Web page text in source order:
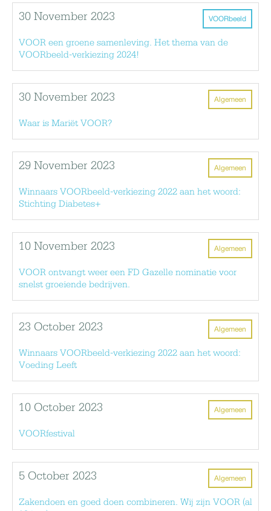
VOORbeeld
30 November 2023
VOOR een groene samenleving. Het thema van de
VOORbeeld-verkiezing 2024!
Algemeen
30 November 2023
Waar is Mariët VOOR?
Algemeen
29 November 2023
Winnaars VOORbeeld-verkiezing 2022 aan het woord:
Stichting Diabetes+
Algemeen
10 November 2023
VOOR ontvangt weer een FD Gazelle nominatie voor
snelst groeiende bedrijven.
Algemeen
23 October 2023
Winnaars VOORbeeld-verkiezing 2022 aan het woord:
Voeding Leeft
Algemeen
10 October 2023
VOORfestival
Algemeen
5 October 2023
Zakendoen en goed doen combineren. Wij zijn VOOR (al